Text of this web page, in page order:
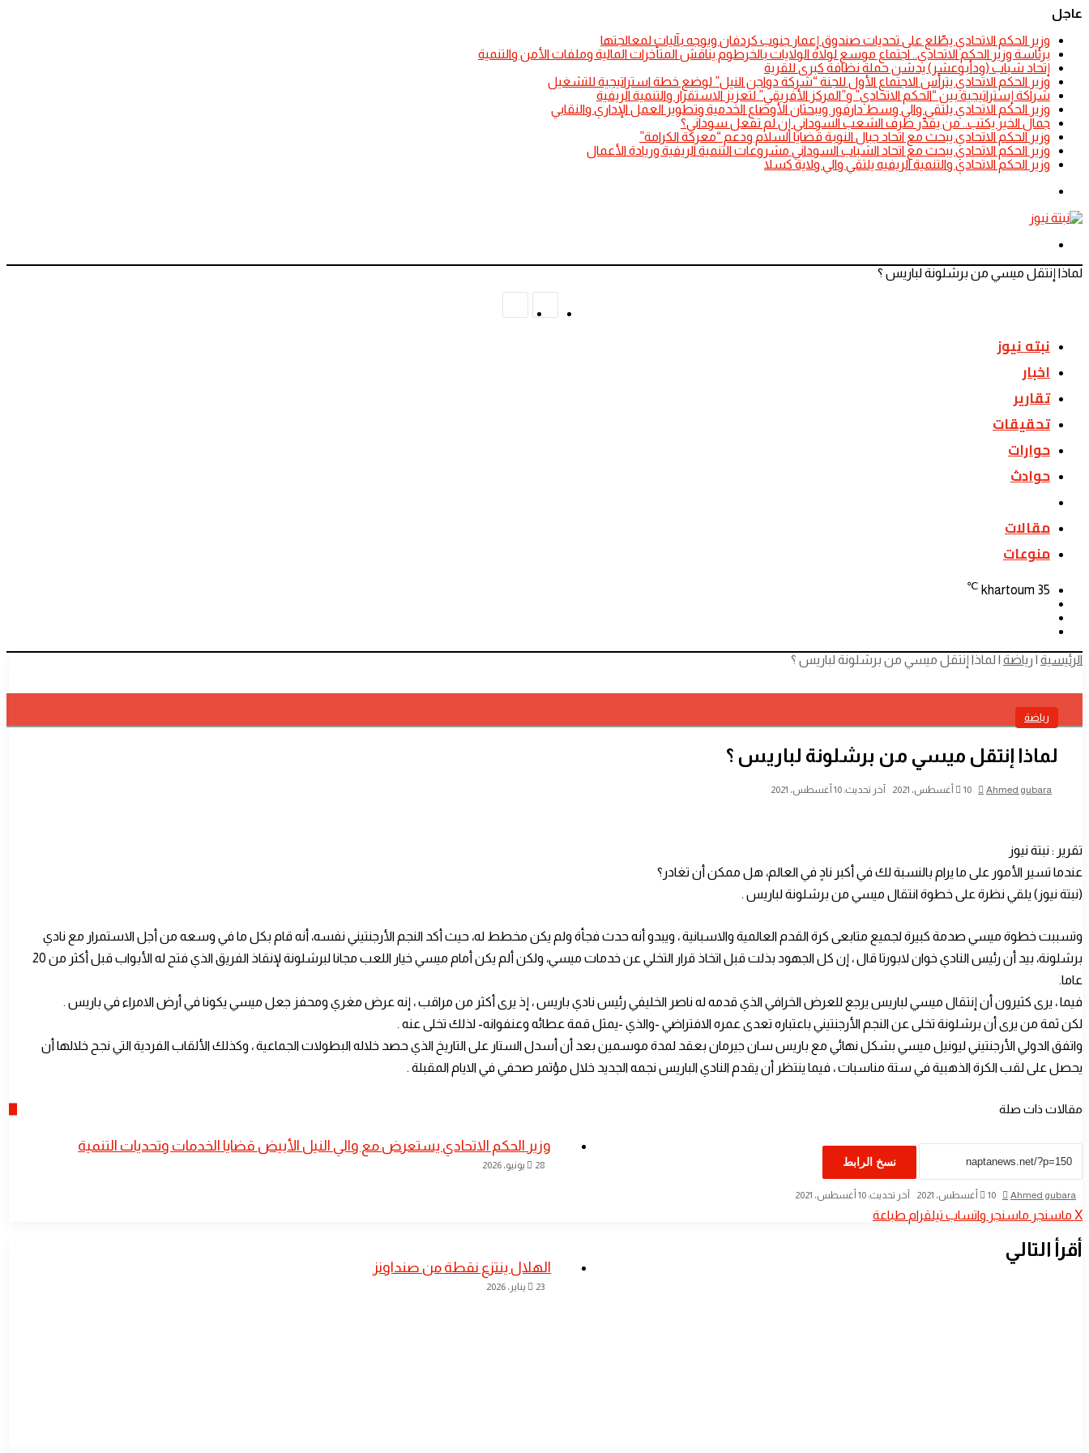
عاجل
​وزير الحكم الاتحادي يطّلع على تحديات صندوق إعمار جنوب كردفان ويوجه بآليات لمعالجتها
​برئاسة وزير الحكم الاتحادي.. اجتماع موسع لولاة الولايات بالخرطوم يناقش المتأخرات المالية وملفات الأمن والتنمية
إتحاد شباب (ودأبوعشر) يدشن حملة نظافة كبرى للقرية
وزير الحكم الاتحادي يترأس الاجتماع الأول للجنة “شركة دواجن النيل” لوضع خطة استراتيجية للتشغيل
شراكة إستراتيجية بين “الحكم الاتحادي” و”المركز الأفريقي” لتعزيز الاستقرار والتنمية الريفية
​وزير الحكم الاتحادي يلتقي والي وسط دارفور ويبحثان الأوضاع الخدمية وتطوير العمل الإداري والنقابي
جمال الخير يكتب.. من يقدِّر ظرف الشعب السوداني إن لم تفعل سوداني؟
​وزير الحكم الاتحادي يبحث مع اتحاد جبال النوبة قضايا السلام ودعم “معركة الكرامة”
​وزير الحكم الاتحادي يبحث مع اتحاد الشباب السوداني مشروعات التنمية الريفية وريادة الأعمال
​وزير الحكم الاتحادي والتنمية الريفيه يلتقي والي ولاية كسلا
لماذا إنتقل ميسي من برشلونة لباريس ؟
نبته نيوز
اخبار
تقارير
تحقيقات
حوارات
حوادث
مقالات
منوعات
khartoum 35
℃
الرئيسية | رياضة | لماذا إنتقل ميسي من برشلونة لباريس ؟
رياضة
لماذا إنتقل ميسي من برشلونة لباريس ؟
Ahmed gubara
أرسل
10 أغسطس، 2021 آخر تحديث: 10 أغسطس، 2021
تقرير : نبتة نيوز
عندما تسير الأمور على ما يرام بالنسبة لك في أكبر نادٍ في العالم، هل ممكن أن تغادر؟
(نبتة نيوز) يلقي نظرة على خطوة انتقال ميسي من برشلونة لباريس .
وتسببت خطوة ميسي صدمة كبيرة لجميع متابعى كرة القدم العالمية والاسبانية ، ويبدو أنه حدث فجأة ولم يكن مخطط له، حيث أكد النجم الأرجنتيني نفسه، أنه قام بكل ما في وسعه من أجل الاستمرار مع نادي
برشلونة، بيد أن رئيس النادي خوان لابورتا قال ، إن كل الجهود بذلت قبل اتخاذ قرار التخلي عن خدمات ميسي، ولكن ألم يكن أمام ميسي خيار اللعب مجانا لبرشلونة لإنقاذ الفريق الذي فتح له الأبواب قبل أكثر من 20
عاما.
فيما ، يرى كثيرون أن إنتقال ميسي لباريس يرجع للعرض الخرافي الذي قدمه له ناصر الخليفي رئيس نادي باريس ، إذ يرى أكثر من مراقب ، إنه عرض مغري ومحفز جعل ميسي يكونا في أرض الامراء في باريس .
لكن ثمة من يرى أن برشلونة تخلى عن النجم الأرجنتيني باعتباره تعدى عمره الافتراضي -والذي -يمثل قمة عطائه وعنفوانه- لذلك تخلى عنه .
واتفق الدولي الأرجنتيني ليونيل ميسي بشكل نهائي مع باريس سان جيرمان بعقد لمدة موسمين بعد أن أسدل الستار على التاريخ الذي حصد خلاله البطولات الجماعية ، وكذلك الألقاب الفردية التي نجح خلالها أن
يحصل على لقب الكرة الذهبية في ستة مناسبات ، فيما ينتظر أن يقدم النادي الباريس نجمه الجديد خلال مؤتمر صحفي في الايام المقبلة .
مقالات ذات صلة
​وزير الحكم الاتحادي يستعرض مع والي النيل الأبيض قضايا الخدمات وتحديات التنمية
28 يونيو، 2026
الهلال ينتزع نقطة من صنداونز
23 يناير، 2026
نسخ الرابط
Ahmed gubara
أرسل
إلكترونيا
10 أغسطس، 2021 آخر تحديث: 10 أغسطس، 2021
‫X ماسنجر ماسنجر واتساب تيلقرام طباعة
أقرأ التالي
للمرة الثانية.. السنغال تتوج بأمم أفريقيا
كراهية الملاعب تهز اركان القلعة الحمراء